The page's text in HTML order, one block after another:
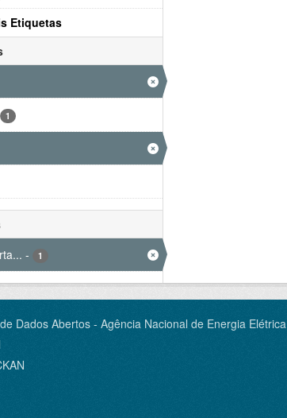
Etiquetas
1
- 1
Dados Abertos - Agência Nacional de Energia Elétrica